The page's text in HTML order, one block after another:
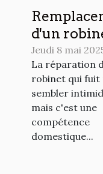
d'un
qui fuit
pratique
un choix
optimal
Jeudi 8 mai
La réparation
robinet qui fuit
sembler
mais c'est une
compétence
domestique...